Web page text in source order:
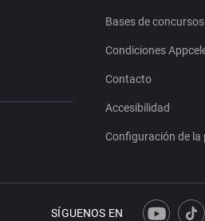
Bases de concursos
Condiciones
Contacto
Accesibilidad
Configuración de la
SÍGUENOS EN